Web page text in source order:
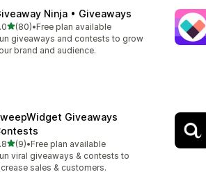
Ninja • Giveaways
5つ星中
(80)
計レビュー数：80件
•Free plan available
giveaways and contests to grow
brand and audience.
Giveaways
5つ星中
(9)
計レビュー数：9件
•Free plan available
viral giveaways & contests to
sales & customers.